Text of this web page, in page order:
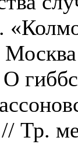
О
// Тр.